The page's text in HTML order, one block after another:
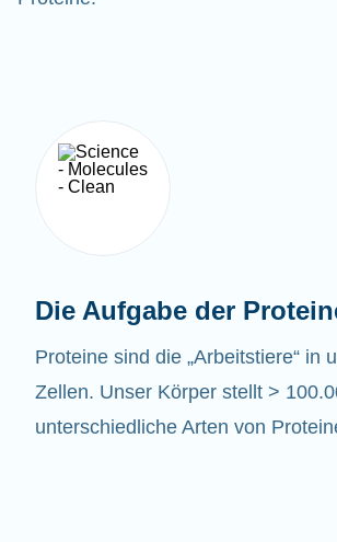
Die Aufgabe der
Proteine sind die „Arbeitstiere“ in
Zellen. Unser Körper stellt >
unterschiedliche Arten von